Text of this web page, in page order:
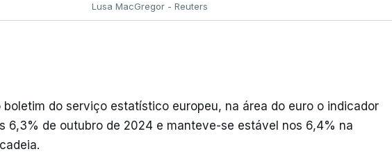
Lusa MacGregor - Reuters
boletim do serviço estatístico europeu, na área do euro o indicador
6,3% de outubro de 2024 e manteve-se estável nos 6,4% na